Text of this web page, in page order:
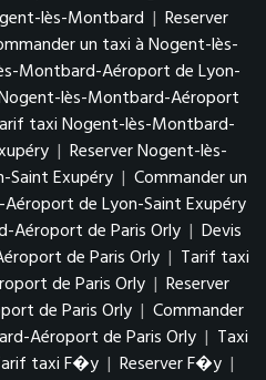
lès-Montbard | Reserver
un taxi à Nogent-lès-
Montbard-Aéroport de Lyon-
lès-Montbard-Aéroport
taxi Nogent-lès-Montbard-
| Reserver Nogent-lès-
Exupéry | Commander un
de Lyon-Saint Exupéry
Aéroport de Paris Orly | Devis
de Paris Orly | Tarif taxi
de Paris Orly | Reserver
de Paris Orly | Commander
Aéroport de Paris Orly | Taxi
taxi F�y | Reserver F�y |